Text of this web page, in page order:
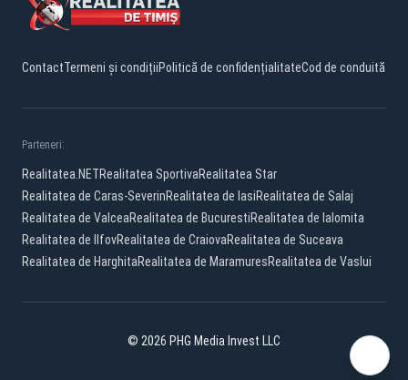
ContactTermeni și condițiiPolitică de confidențialitateCod de conduită
Parteneri:
Realitatea.NETRealitatea SportivaRealitatea Star
Realitatea de Caras-SeverinRealitatea de IasiRealitatea de Salaj
Realitatea de ValceaRealitatea de BucurestiRealitatea de Ialomita
Realitatea de IlfovRealitatea de CraiovaRealitatea de Suceava
Realitatea de HarghitaRealitatea de MaramuresRealitatea de Vaslui
© 2026 PHG Media Invest LLC